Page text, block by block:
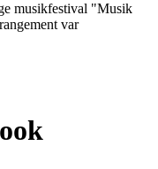
musikfestival "Musik
var